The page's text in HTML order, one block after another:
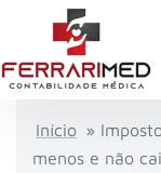
Início »
menos e não